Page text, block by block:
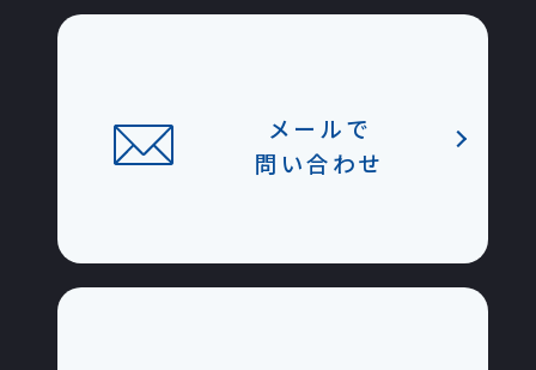
メールで
問い合わせ